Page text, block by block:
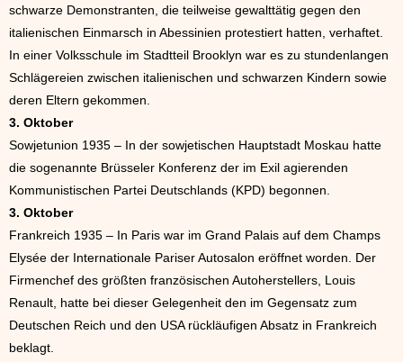
schwarze Demonstranten, die teilweise gewalttätig gegen den
italienischen Einmarsch in Abessinien protestiert hatten, verhaftet.
In einer Volksschule im Stadtteil Brooklyn war es zu stundenlangen
Schlägereien zwischen italienischen und schwarzen Kindern sowie
deren Eltern gekommen.
3. Oktober
Sowjetunion 1935 – In der sowjetischen Hauptstadt Moskau hatte
die sogenannte Brüsseler Konferenz der im Exil agierenden
Kommunistischen Partei Deutschlands (KPD) begonnen.
3. Oktober
Frankreich 1935 – In Paris war im Grand Palais auf dem Champs
Elysée der Internationale Pariser Autosalon eröffnet worden. Der
Firmenchef des größten französischen Autoherstellers, Louis
Renault, hatte bei dieser Gelegenheit den im Gegensatz zum
Deutschen Reich und den USA rückläufigen Absatz in Frankreich
beklagt.